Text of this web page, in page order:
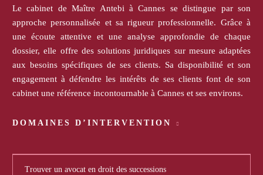
Le cabinet de Maître Antebi à Cannes se distingue par son
approche personnalisée et sa rigueur professionnelle. Grâce à
une écoute attentive et une analyse approfondie de chaque
dossier, elle offre des solutions juridiques sur mesure adaptées
aux besoins spécifiques de ses clients. Sa disponibilité et son
engagement à défendre les intérêts de ses clients font de son
cabinet une référence incontournable à Cannes et ses environs.
DOMAINES D’INTERVENTION
Trouver un avocat en droit des successions